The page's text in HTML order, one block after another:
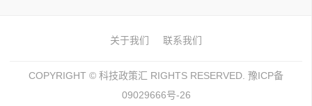
关于我们 联系我们
COPYRIGHT © 科技政策汇 RIGHTS RESERVED. 豫ICP备
09029666号-26